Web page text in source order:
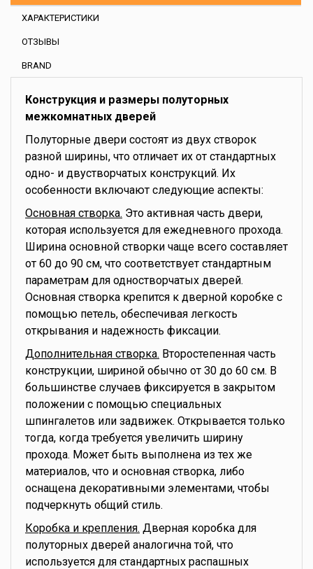
ХАРАКТЕРИСТИКИ
ОТЗЫВЫ
BRAND
Конструкция и размеры полуторных
межкомнатных дверей
Полуторные двери состоят из двух створок
разной ширины, что отличает их от стандартных
одно- и двустворчатых конструкций. Их
особенности включают следующие аспекты:
Основная створка. Это активная часть двери,
которая используется для ежедневного прохода.
Ширина основной створки чаще всего составляет
от 60 до 90 см, что соответствует стандартным
параметрам для одностворчатых дверей.
Основная створка крепится к дверной коробке с
помощью петель, обеспечивая легкость
открывания и надежность фиксации.
Дополнительная створка. Второстепенная часть
конструкции, шириной обычно от 30 до 60 см. В
большинстве случаев фиксируется в закрытом
положении с помощью специальных
шпингалетов или задвижек. Открывается только
тогда, когда требуется увеличить ширину
прохода. Может быть выполнена из тех же
материалов, что и основная створка, либо
оснащена декоративными элементами, чтобы
подчеркнуть общий стиль.
Коробка и крепления. Дверная коробка для
полуторных дверей аналогична той, что
используется для стандартных распашных